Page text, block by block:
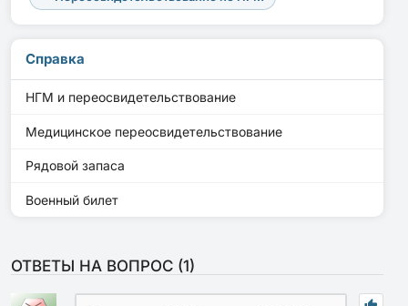
Справка
НГМ и переосвидетельствование
Медицинское переосвидетельствование
Рядовой запаса
Военный билет
ОТВЕТЫ НА ВОПРОС (1)